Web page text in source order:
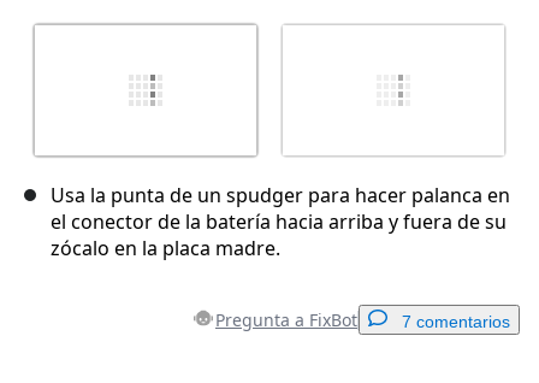
Usa la punta de un spudger para hacer palanca en
el conector de la batería hacia arriba y fuera de su
zócalo en la placa madre.
Pregunta a FixBot 7 comentarios